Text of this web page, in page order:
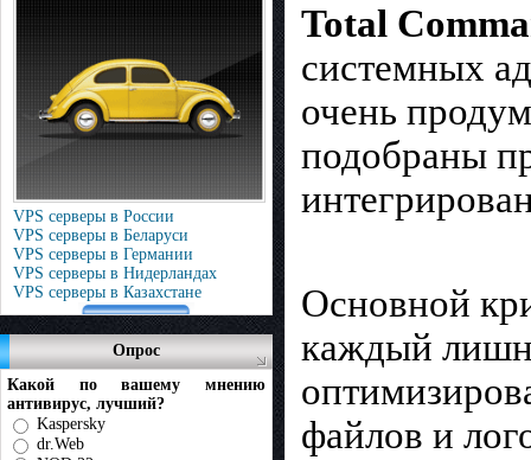
VPS серверы в России
VPS серверы в Беларуси
VPS серверы в Германии
VPS серверы в Нидерландах
VPS серверы в Казахстане
Опрос
Какой по вашему мнению
антивирус, лучший?
Kaspersky
dr.Web
Total
системных
очень
подобраны
Основной
каждый
файлов и